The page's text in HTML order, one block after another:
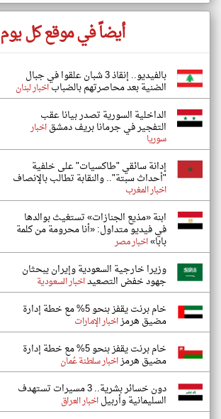
أيضاً في موقع كل يوم
بالفيديو.. إنقاذ 3 شبان علقوا في جبال
الضنية بعد محاصرتهم بالضباباخبار لبنان
الداخلية السورية تصدر بيانا عقب
التفجير في جرمانا بريف دمشقاخبار
سوريا
إدانة سائقي "طاكسيات" على خلفية
"أحداث سبتة".. والنقابة تطالب بالإنصاف
اخبار المغرب
ابنة «مذيع الجنازات» تستغيث بوالدها
في فيديو متداول: «أنا محرومة من كلمة
بابا»اخبار مصر
وزيرا خارجية السعودية وإيران يبحثان
جهود خفض التصعيداخبار السعودية
خام برنت يقفز بنحو 5% مع خطة إدارة
مضيق هرمزاخبار الإمارات
خام برنت يقفز بنحو 5% مع خطة إدارة
مضيق هرمزاخبار سلطنة عُمان
دون خسائر بشرية.. 3 مسيرات تستهدف
السليمانية وأربيلاخبار العراق